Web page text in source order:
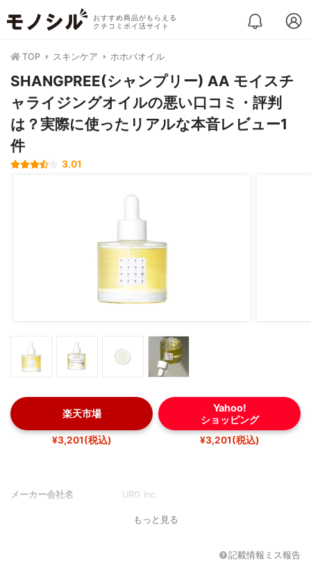
おすすめ商品がもらえる
クチコミポイ活サイト
TOP スキンケア ホホバオイル
SHANGPREE(シャンプリー) AA モイスチ
ャライジングオイルの悪い口コミ・評判
は？実際に使ったリアルな本音レビュー1
件
3.01
楽天市場
¥3,201(税込)
Yahoo!
ショッピング
¥3,201(税込)
メーカー会社名 URG Inc.
もっと見る
記載情報ミス報告